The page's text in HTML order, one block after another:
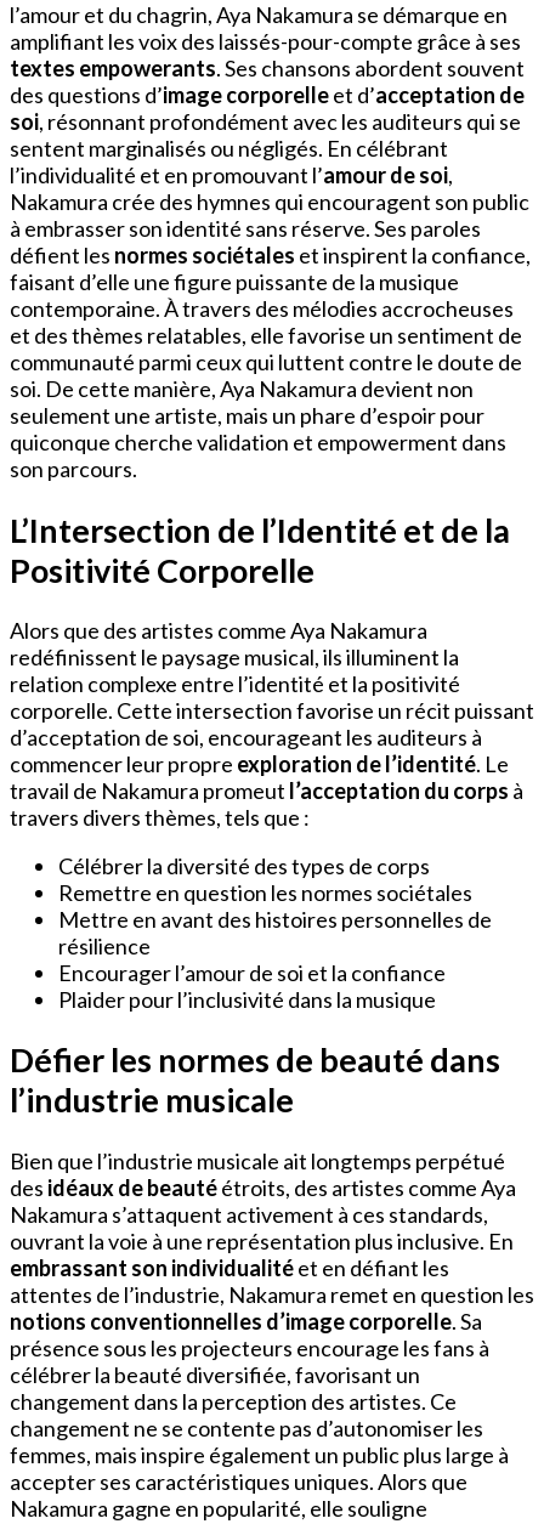
l’amour et du chagrin, Aya Nakamura se démarque en
amplifiant les voix des laissés-pour-compte grâce à ses
textes empowerants. Ses chansons abordent souvent
des questions d’image corporelleet d’acceptation de
soi, résonnant profondément avec les auditeurs qui se
sentent marginalisés ou négligés. En célébrant
l’individualité et en promouvant l’amour de soi,
Nakamura crée des hymnes qui encouragent son public
à embrasser son identité sans réserve. Ses paroles
défient les normes sociétales et inspirent la confiance,
faisant d’elle une figure puissante de la musique
contemporaine. À travers des mélodies accrocheuses
et des thèmes relatables, elle favorise un sentiment de
communauté parmi ceux qui luttent contre le doute de
soi. De cette manière, Aya Nakamura devient non
seulement une artiste, mais un phare d’espoir pour
quiconque cherche validation et empowerment dans
son parcours.
L’Intersection de l’Identité et de la
Positivité Corporelle
Alors que des artistes comme Aya Nakamura
redéfinissent le paysage musical, ils illuminent la
relation complexe entre l’identité et la positivité
corporelle. Cette intersection favorise un récit puissant
d’acceptation de soi, encourageant les auditeurs à
commencer leur propre exploration de l’identité. Le
travail de Nakamura promeut l’acceptation du corps à
travers divers thèmes, tels que :
Célébrer la diversité des types de corps
Remettre en question les normes sociétales
Mettre en avant des histoires personnelles de
résilience
Encourager l’amour de soi et la confiance
Plaider pour l’inclusivité dans la musique
Défier les normes de beauté dans
l’industrie musicale
Bien que l’industrie musicale ait longtemps perpétué
des idéaux de beautéétroits, des artistes comme Aya
Nakamura s’attaquent activement à ces standards,
ouvrant la voie à une représentation plus inclusive. En
embrassant son individualitéet en défiant les
attentes de l’industrie, Nakamura remet en question les
notions conventionnelles d’image corporelle. Sa
présence sous les projecteurs encourage les fans à
célébrer la beauté diversifiée, favorisant un
changement dans la perception des artistes. Ce
changement ne se contente pas d’autonomiser les
femmes, mais inspire également un public plus large à
accepter ses caractéristiques uniques. Alors que
Nakamura gagne en popularité, elle souligne